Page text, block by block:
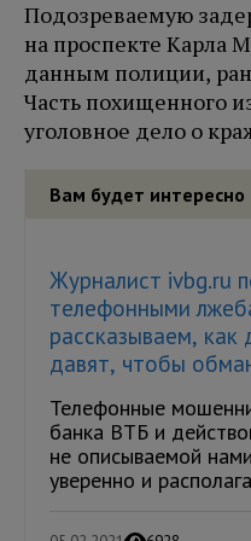
Подозреваемую
на проспекте Карла
данным полиции,
Часть похищенного
уголовное дело о
Вам будет интересно
Журналист ivbg.ru
телефонными
рассказываем, как
давят, чтобы
Телефонные
банка ВТБ и
не описываемой
уверенно и